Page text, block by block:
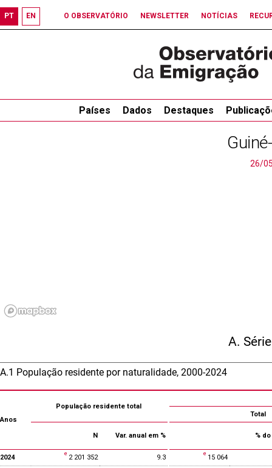
PT EN O OBSERVATÓRIO NEWSLETTER NOTÍCIAS
Países Dados Destaques
26/
A.
A.1 População residente por naturalidade, 2000-2024
Anos
População residente total
Total
N Var. anual em % %
2024 2 201 352 9.3 15 064